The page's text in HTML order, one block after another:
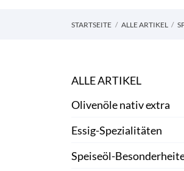
STARTSEITE ALLE ARTIKEL
ALLE ARTIKEL
Olivenöle nativ extra
Essig-Spezialitäten
Speiseöl-